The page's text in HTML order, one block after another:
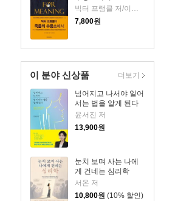
빅터 프랭클 저/이시형 역
7,800원
이 분야 신상품
넘어지고 나서야 일어
서는 법을 알게 된다
윤서진 저
13,900원
눈치 보며 사는 나에
게 건네는 심리학
서온 저
10,800원 (10% 할인)
더보기